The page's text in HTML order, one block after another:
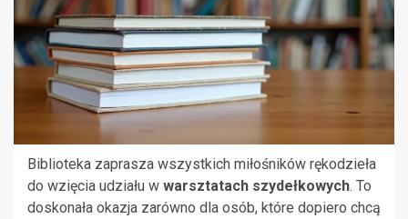
Biblioteka zaprasza wszystkich miłośników rękodzieła
do wzięcia udziału w warsztatach szydełkowych. To
doskonała okazja zarówno dla osób, które dopiero chcą